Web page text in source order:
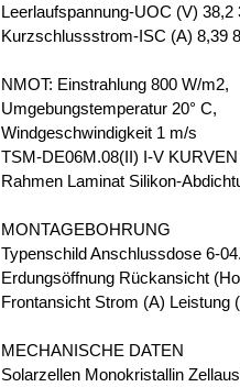
Leerlaufspannung-UOC (V) 38,2
Kurzschlussstrom-ISC (A) 8,39
NMOT: Einstrahlung 800 W/m2,
Umgebungstemperatur 20° C,
Windgeschwindigkeit 1 m/s
TSM-DE06M.08(II) I-V
Rahmen Laminat Silikon-
MONTAGEBOHRUNG
Typenschild Anschlussdose 6-
Erdungsöffnung Rückansicht
Frontansicht Strom (A) Leistung
MECHANISCHE DATEN
Solarzellen Monokristallin